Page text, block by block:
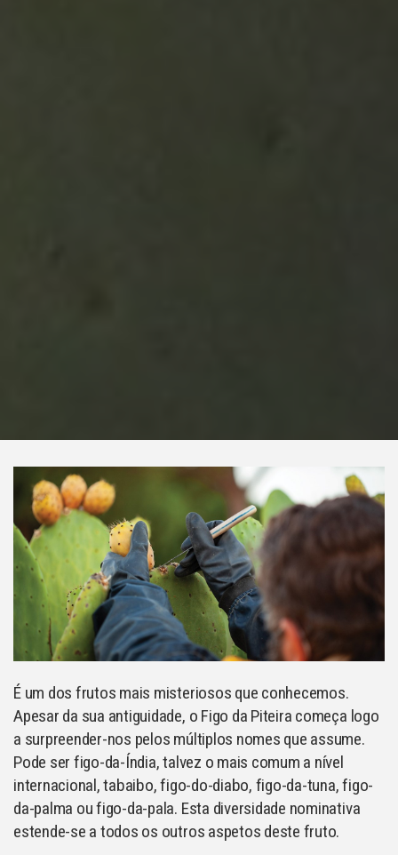
É um dos frutos mais misteriosos que conhecemos.
Apesar da sua antiguidade, o Figo da Piteira começa logo
a surpreender-nos pelos múltiplos nomes que assume.
Pode ser figo-da-Índia, talvez o mais comum a nível
internacional, tabaibo, figo-do-diabo, figo-da-tuna, figo-
da-palma ou figo-da-pala. Esta diversidade nominativa
estende-se a todos os outros aspetos deste fruto.